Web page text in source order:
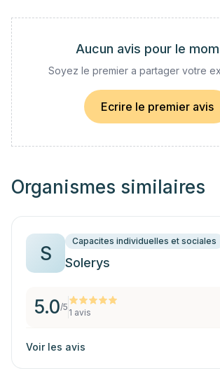
Aucun avis pour le
Soyez le premier a partager votre
Ecrire le premier avis
Organismes similaires
S
Capacites individuelles et sociales
Solerys
5.0/5
1 avis
Voir les avis